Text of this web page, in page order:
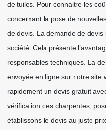
de tuiles. Pour connaitre les
concernant la pose de
de devis. La demande de
société. Cela présente
responsables techniques. La
envoyée en ligne sur notre site
rapidement un devis gratuit
vérification des charpentes,
établissons le devis au juste